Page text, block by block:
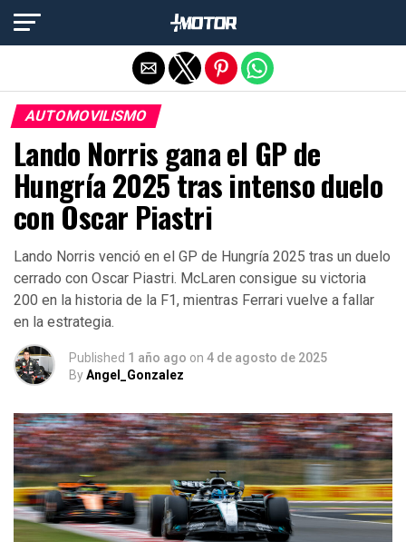
AUTOMOVILISMO
Lando Norris gana el GP de
Hungría 2025 tras intenso duelo
con Oscar Piastri
Lando Norris venció en el GP de Hungría 2025 tras un duelo
cerrado con Oscar Piastri. McLaren consigue su victoria
200 en la historia de la F1, mientras Ferrari vuelve a fallar
en la estrategia.
Published 1 año ago on 4 de agosto de 2025
ByAngel_Gonzalez
Salir de la versión móvil